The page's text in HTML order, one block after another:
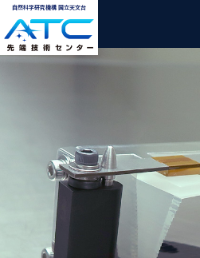
自然科学研究機構 国立天文台